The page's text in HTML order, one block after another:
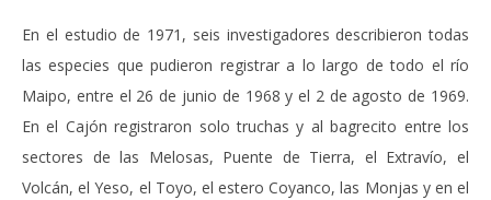
En el estudio de 1971, seis investigadores describieron todas
las especies que pudieron registrar a lo largo de todo el río
Maipo, entre el 26 de junio de 1968 y el 2 de agosto de 1969.
En el Cajón registraron solo truchas y al bagrecito entre los
sectores de las Melosas, Puente de Tierra, el Extravío, el
Volcán, el Yeso, el Toyo, el estero Coyanco, las Monjas y en el